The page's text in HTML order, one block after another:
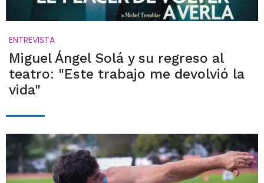
ENTREVISTA
Miguel Ángel Solá y su regreso al
teatro: "Este trabajo me devolvió la
vida"